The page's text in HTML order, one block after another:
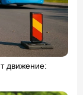
движение: